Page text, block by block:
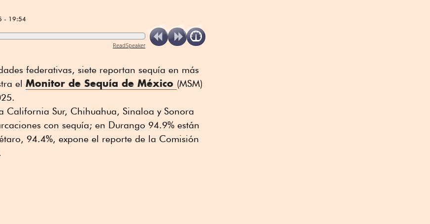
- 19:54
ReadSpeaker
federativas, siete reportan sequía en más
el Monitor de Sequía de México (MSM)
California Sur, Chihuahua, Sinaloa y Sonora
con sequía; en Durango 94.9% están
94.4%, expone el reporte de la Comisión